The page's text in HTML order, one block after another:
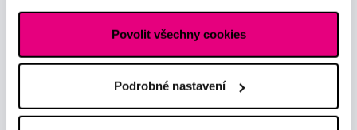
Povolit všechny cookies
Podrobné nastavení
Novinky a nabídky